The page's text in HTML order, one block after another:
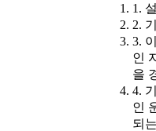
1.
2.
3.
인
을
4.
인
되